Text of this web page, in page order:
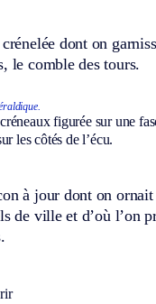
dont on
le comble des tours.
figurée sur une
les côtés de l’écu.
à jour dont on
de ville et d’où l’on